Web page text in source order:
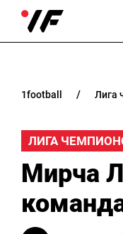
1football
ЛИГА
Мирча